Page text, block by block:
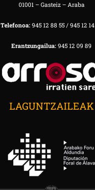
01001 – Gasteiz – Araba
Telefonoa:945 12 88 55 / 945 12
Erantzungailua:945 12 09 89
LAGUNTZAILEAK